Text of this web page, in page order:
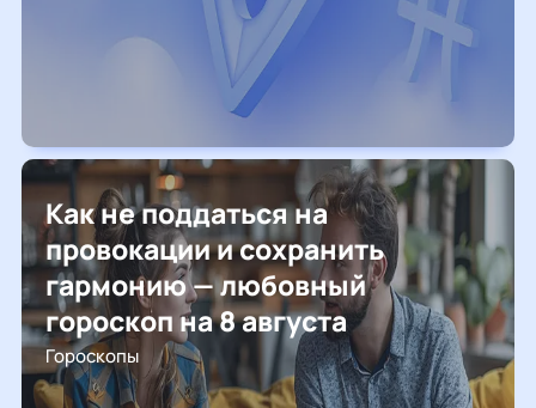
Как не поддаться на
провокации и сохранить
гармонию — любовный
гороскоп на 8 августа
Гороскопы